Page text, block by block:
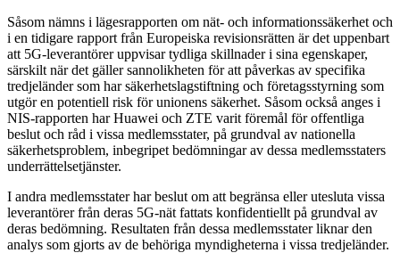
Såsom nämns i lägesrapporten om nät- och informationssäkerhet och
i en tidigare rapport från Europeiska revisionsrätten är det uppenbart
att 5G-leverantörer uppvisar tydliga skillnader i sina egenskaper,
särskilt när det gäller sannolikheten för att påverkas av specifika
tredjeländer som har säkerhetslagstiftning och företagsstyrning som
utgör en potentiell risk för unionens säkerhet. Såsom också anges i
NIS-rapporten har Huawei och ZTE varit föremål för offentliga
beslut och råd i vissa medlemsstater, på grundval av nationella
säkerhetsproblem, inbegripet bedömningar av dessa medlemsstaters
underrättelsetjänster.
I andra medlemsstater har beslut om att begränsa eller utesluta vissa
leverantörer från deras 5G-nät fattats konfidentiellt på grundval av
deras bedömning. Resultaten från dessa medlemsstater liknar den
analys som gjorts av de behöriga myndigheterna i vissa tredjeländer.